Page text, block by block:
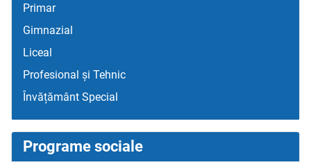
Primar
Gimnazial
Liceal
Profesional și Tehnic
Învățământ Special
Programe sociale